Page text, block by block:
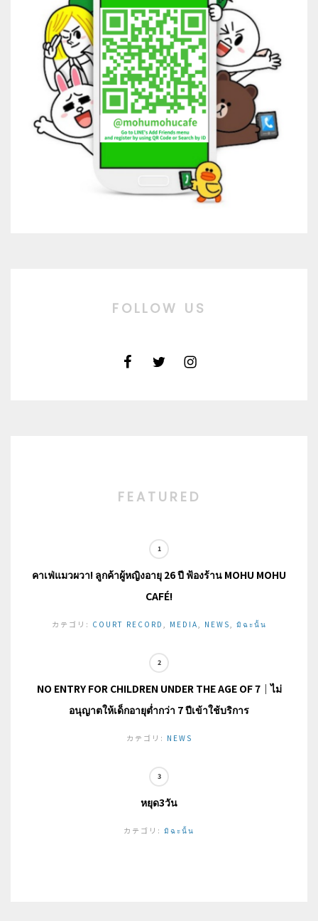
FOLLOW US
FEATURED
คาเฟ่แมวผวา! ลูกค้าผู้หญิงอายุ 26 ปี ฟ้องร้าน MOHU MOHU
CAFÉ!
カテゴリ: COURT RECORD MEDIA NEWS มิฉะนั้น
NO ENTRY FOR CHILDREN UNDER THE AGE OF 7｜ไม่
อนุญาตให้เด็กอายุต่ำกว่า 7 ปีเข้าใช้บริการ
カテゴリ: NEWS
หยุด3วัน
カテゴリ: มิฉะนั้น